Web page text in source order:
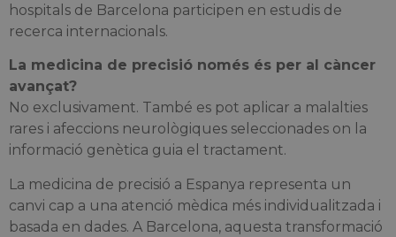
hospitals de Barcelona participen en estudis de
recerca internacionals.
La medicina de precisió només és per al càncer
avançat?
No exclusivament. També es pot aplicar a malalties
rares i afeccions neurològiques seleccionades on la
informació genètica guia el tractament.
La medicina de precisió a Espanya representa un
canvi cap a una atenció mèdica més individualitzada i
basada en dades. A Barcelona, aquesta transformació